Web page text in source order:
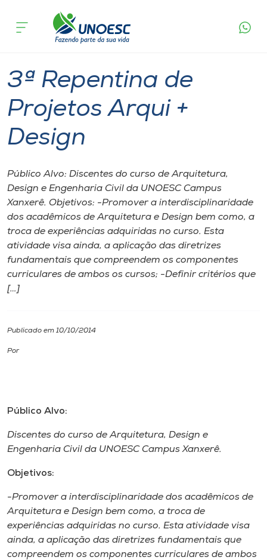
Cursos
Pesquisa
Atendimento ao Estudante
Portal de Ensino
A
Internacionalização
I.nova
Diplomados
Biblioteca
Editora
Rádio
Museu
acontece
3ª Repentina de
Projetos Arqui +
Design
Público Alvo: Discentes do curso de Arquitetura,
Design e Engenharia Civil da UNOESC Campus
Xanxerê. Objetivos: -Promover a interdisciplinaridade
dos acadêmicos de Arquitetura e Design bem como, a
troca de experiências adquiridas no curso. Esta
atividade visa ainda, a aplicação das diretrizes
fundamentais que compreendem os componentes
curriculares de ambos os cursos; -Definir critérios que
[…]
Publicado em 10/10/2014
Por
Público Alvo:
Discentes do curso de Arquitetura, Design e
Engenharia Civil da UNOESC Campus Xanxerê.
Objetivos:
-Promover a interdisciplinaridade dos acadêmicos de
Arquitetura e Design bem como, a troca de
experiências adquiridas no curso. Esta atividade visa
ainda, a aplicação das diretrizes fundamentais que
compreendem os componentes curriculares de ambos